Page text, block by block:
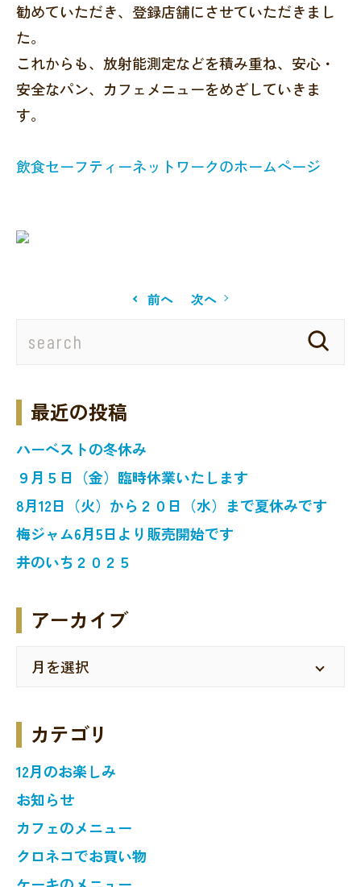
勧めていただき、登録店舗にさせていただきまし
た。
これからも、放射能測定などを積み重ね、安心・
安全なパン、カフェメニューをめざしていきま
す。
飲食セーフティーネットワークのホームページ
前へ 次へ
最近の投稿
ハーベストの冬休み
９月５日（金）臨時休業いたします
8月12日（火）から２０日（水）まで夏休みです
梅ジャム6月5日より販売開始です
井のいち２０２５
アーカイブ
カテゴリ
12月のお楽しみ
お知らせ
カフェのメニュー
クロネコでお買い物